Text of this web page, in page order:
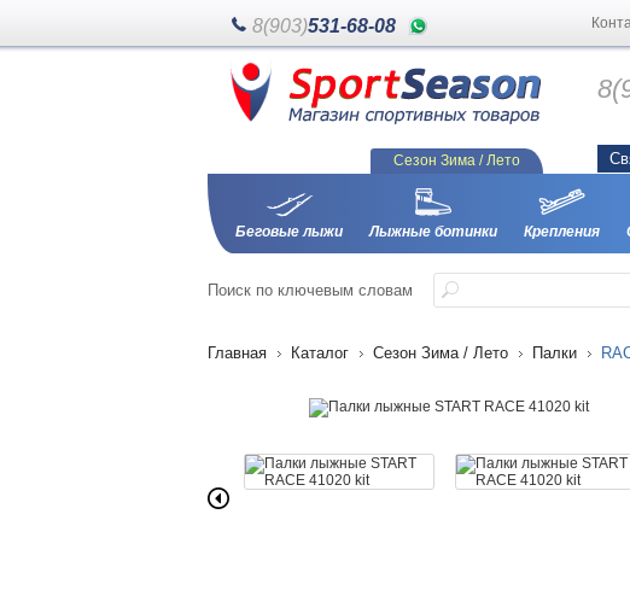
8(903)531-68-08
Сезон Зима / Лето
Беговые лыжи Лыжные ботинки Крепления
Поиск по ключевым словам
Главная Каталог Сезон Зима / Лето Палки